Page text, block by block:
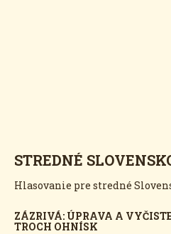
STREDNÉ
Hlasovanie pre stredné
ZÁZRIVÁ: ÚPRAVA A
TROCH OHNÍSK